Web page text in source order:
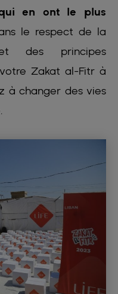
en ont le plus
le respect de la
des principes
Zakat al-Fitr à
à changer des vies